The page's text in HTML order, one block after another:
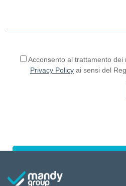
Acconsento al trattamento
Privacy Policy ai sensi del